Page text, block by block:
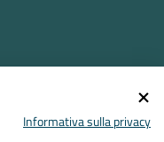
Informativa sulla privacy